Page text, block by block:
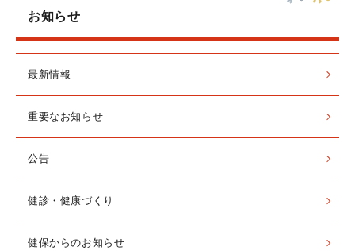
お知らせ
最新情報
重要なお知らせ
公告
健診・健康づくり
健保からのお知らせ